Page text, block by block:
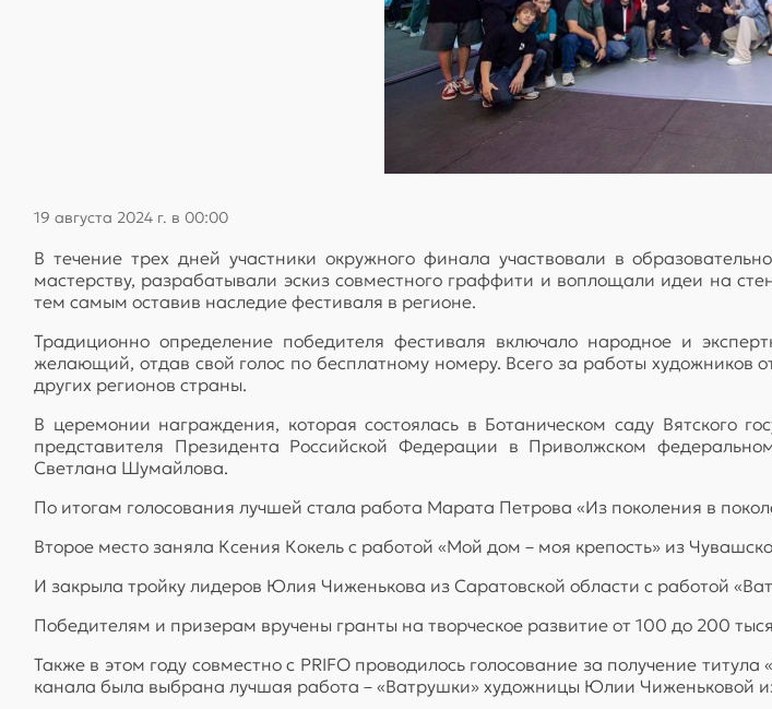
19 августа 2024 г. в 00:00
В течение трех дней участники окружного финала участвовали в
мастерству, разрабатывали эскиз совместного граффити и воплощали идеи на
тем самым оставив наследие фестиваля в регионе.
Традиционно определение победителя фестиваля включало народное и
желающий, отдав свой голос по бесплатному номеру. Всего за работы художников
других регионов страны.
В церемонии награждения, которая состоялась в Ботаническом саду Вятского
представителя Президента Российской Федерации в Приволжском
Светлана Шумайлова.
По итогам голосования лучшей стала работа Марата Петрова «Из поколения в
Второе место заняла Ксения Кокель с работой «Мой дом – моя крепость» из
И закрыла тройку лидеров Юлия Чиженькова из Саратовской области с работой
Победителям и призерам вручены гранты на творческое развитие от 100 до 200
Также в этом году совместно с PRIFO проводилось голосование за получение
канала была выбрана лучшая работа – «Ватрушки» художницы Юлии Чиженьковой